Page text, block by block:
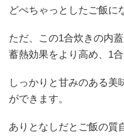
どぺちゃっとしたご飯に
ただ、この1合炊きの内
蓄熱効果をより高め、1
しっかりと甘みのある美
ができます。
ありとなしだとご飯の質